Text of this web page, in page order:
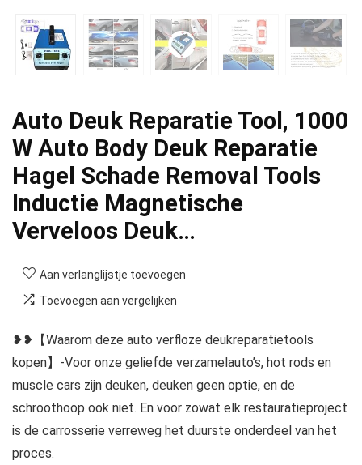
Auto Deuk Reparatie Tool, 1000
W Auto Body Deuk Reparatie
Hagel Schade Removal Tools
Inductie Magnetische
Verveloos Deuk…
Aan verlanglijstje toevoegen
Toevoegen aan vergelijken
❥❥【Waarom deze auto verfloze deukreparatietools
kopen】-Voor onze geliefde verzamelauto’s, hot rods en
muscle cars zijn deuken, deuken geen optie, en de
schroothoop ook niet. En voor zowat elk restauratieproject
is de carrosserie verreweg het duurste onderdeel van het
proces.